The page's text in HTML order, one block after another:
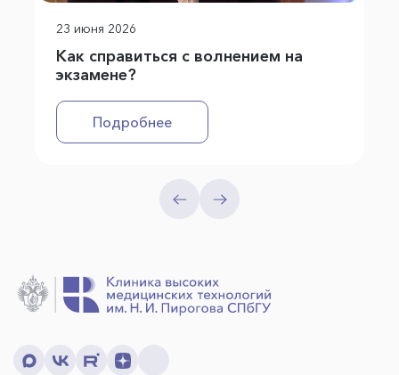
23 июня 2026
Как справиться с волнением на
экзамене?
Подробнее